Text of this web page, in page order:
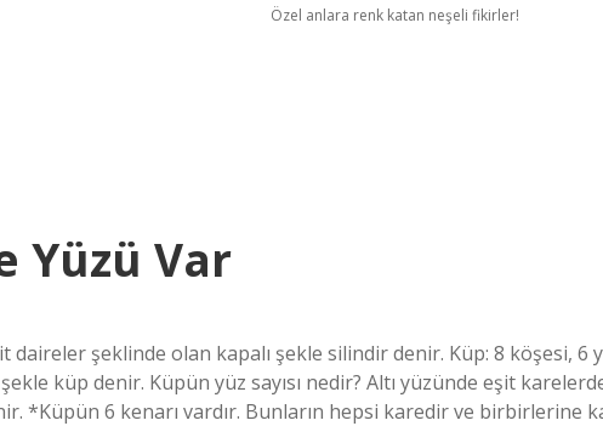
Özel anlara renk katan neşeli fikirler!
Yüzü Var
daireler şeklinde olan kapalı şekle silindir denir. Küp: 8 köşesi, 6
küp denir. Küpün yüz sayısı nedir? Altı yüzünde eşit
*Küpün 6 ​​kenarı vardır. Bunların hepsi karedir ve birbirlerine